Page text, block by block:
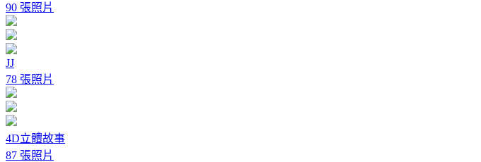
90 張照片
JJ
78 張照片
4D立體故事
87 張照片